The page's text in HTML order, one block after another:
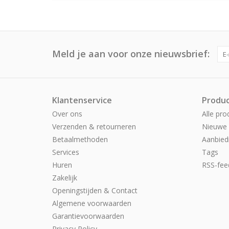
Meld je aan voor onze nieuwsbrief:
Klantenservice
Over ons
Verzenden & retourneren
Betaalmethoden
Services
Huren
Zakelijk
Openingstijden & Contact
Algemene voorwaarden
Garantievoorwaarden
Alle
Tags
RSS-